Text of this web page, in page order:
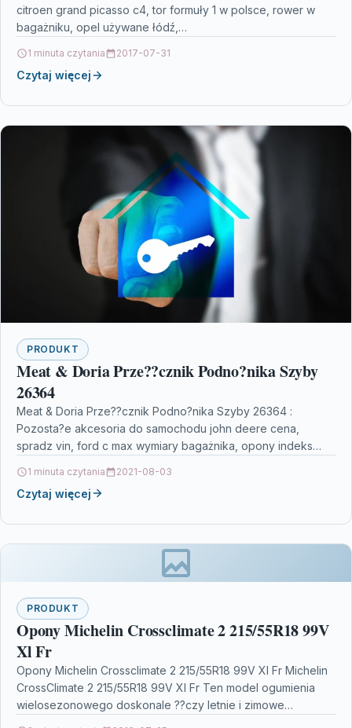
citroen grand picasso c4, tor formuły 1 w polsce, rower w
bagażniku, opel używane łódź,…
1 minuta czytania 2017-07-31
Czytaj więcej
PRODUKT
Meat & Doria Prze??cznik Podno?nika Szyby
26364
Meat & Doria Prze??cznik Podno?nika Szyby 26364 :
Pozosta?e akcesoria do samochodu john deere cena,
spradz vin, ford c max wymiary bagażnika, opony indeks…
1 minuta czytania 2021-08-03
Czytaj więcej
PRODUKT
Opony Michelin Crossclimate 2 215/55R18 99V
Xl Fr
Opony Michelin Crossclimate 2 215/55R18 99V Xl Fr Michelin
CrossClimate 2 215/55R18 99V Xl Fr Ten model ogumienia
wielosezonowego doskonale ??czy letnie i zimowe…